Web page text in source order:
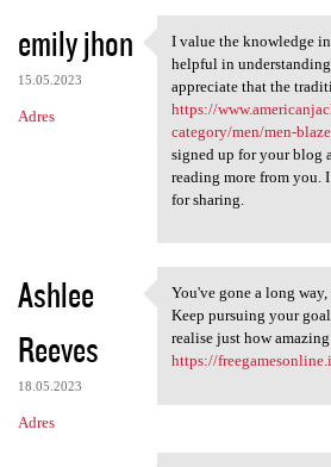
emily jhon
15.05.2023
Adres
I value the
I value the knowledge
helpful in
appreciate that the
https://
category/men/men-
signed up for your blog
reading more from you.
for sharing.
Ashlee
Reeves
18.05.2023
Adres
You've gone a long
You've gone a long
Keep pursuing your
realise just how
https://